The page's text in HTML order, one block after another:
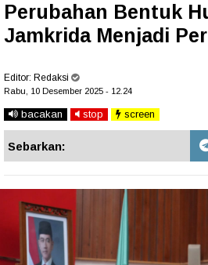
Perubahan Bentuk
Jamkrida Menjadi
Editor: Redaksi
Rabu, 10 Desember 2025 - 12.24
bacakan stop screen
Sebarkan: